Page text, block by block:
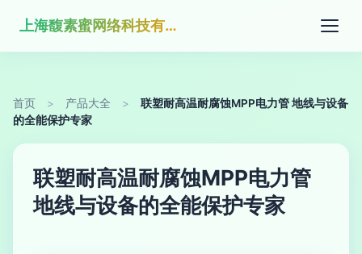
上海馥素蜜网络科技有限公司
首页 > 产品大全 >
联塑耐高温耐腐蚀MPP电力管 地线与设备
的全能保护专家
联塑耐高温耐腐蚀MPP电力管
地线与设备的全能保护专家